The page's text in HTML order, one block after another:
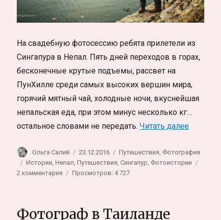
На свадебную фотосессию ребята прилетели из
Сингапура в Непал. Пять дней переходов в горах,
бесконечные крутые подъемы, рассвет на
ПунХилле среди самых высоких вершин мира,
горячий мятный чай, холодные ночи, вкуснейшая
непальская еда, при этом минус несколько кг…
остальное словами не передать.Читать далее«Лав-
Автор
Ольга Салий Опубликовано
23.12.2016 Рубрики
Путешествия Фотография
Метки
Истории ,Непал ,Путешествия ,Сингапур Фотоистории
2 комментария
на
Просмотров: 4 727
Фотограф в Таиланде